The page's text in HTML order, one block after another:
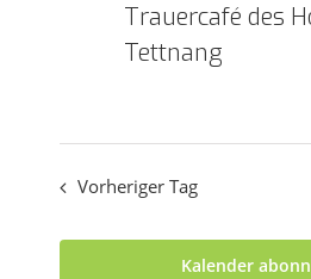
Trauercafé des
Tettnang
Vorheriger Tag
Kalender